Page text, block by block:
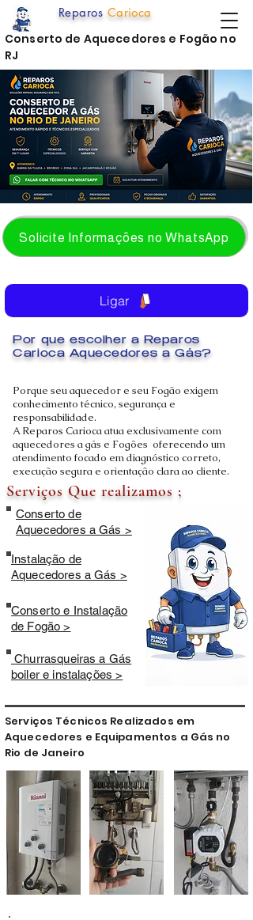
Solicite Informações no WhatsApp
Porque seu aquecedor e seu Fogão exigem
conhecimento técnico, segurança e
responsabilidade.
A Reparos Carioca atua exclusivamente com
aquecedores a gás e Fogões oferecendo um
atendimento focado em diagnóstico correto,
execução segura e orientação clara ao cliente.
Reparos Carioca
Por que escolher a Reparos
Carioca Aquecedores a Gás?
Serviços Que realizamos ;
Conserto de
Aquecedores a Gás >
Instalação de
Aquecedores a Gás >
Conserto e Instalação
de Fogão >
Churrasqueiras a Gás
boiler e instalações >
Ligar
Conserto de Aquecedores e Fogão no
RJ
Serviços Técnicos Realizados em
Aquecedores e Equipamentos a Gás no
Rio de Janeiro